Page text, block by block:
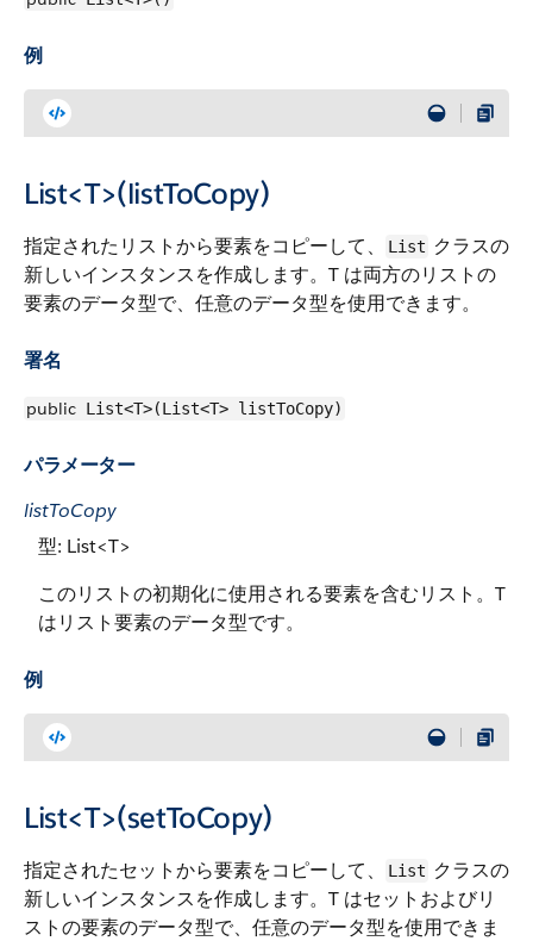
例
List<T>(listToCopy)
指定されたリストから要素をコピーして、 List クラスの
新しいインスタンスを作成します。T は両方のリストの
要素のデータ型で、任意のデータ型を使用できます。
署名
public List<T>(List<T> listToCopy)
パラメーター
listToCopy
型: List<T>
このリストの初期化に使用される要素を含むリスト。T
はリスト要素のデータ型です。
例
List<T>(setToCopy)
指定されたセットから要素をコピーして、 List クラスの
新しいインスタンスを作成します。T はセットおよびリ
ストの要素のデータ型で、任意のデータ型を使用できま